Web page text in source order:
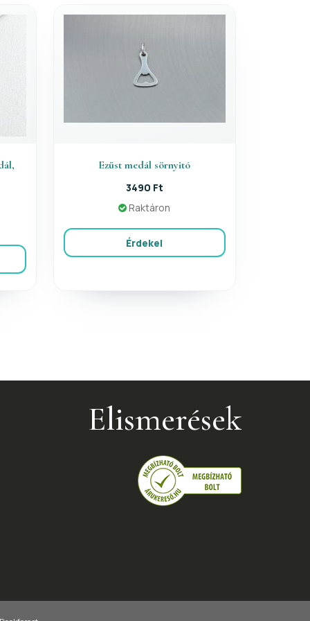
Ezüst medál sörnyitó
3490 Ft
Raktáron
Érdekel
Elismerések